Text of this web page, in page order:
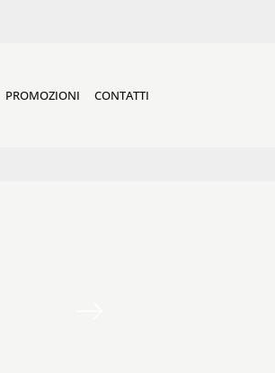
PROMOZIONI CONTATTI